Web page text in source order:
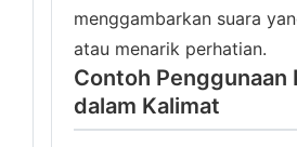
menggambarkan suara
atau menarik perhatian.
Contoh Penggunaan
dalam Kalimat